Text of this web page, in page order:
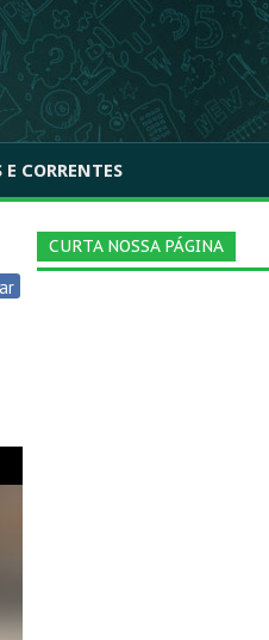
E CORRENTES
CURTA NOSSA PÁGINA